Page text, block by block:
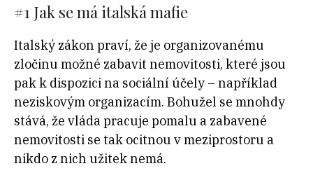
#1 Jak se má italská mafie
Italský zákon praví, že je organizovanému
zločinu možné zabavit nemovitosti, které jsou
pak k dispozici na sociální účely – například
neziskovým organizacím. Bohužel se mnohdy
stává, že vláda pracuje pomalu a zabavené
nemovitosti se tak ocitnou v meziprostoru a
nikdo z nich užitek nemá.